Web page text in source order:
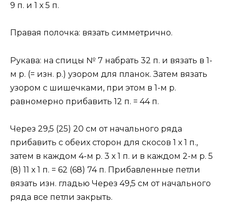
9 п. и 1 х 5 п.
Правая полочка: вязать симметрично.
Рукава: на спицы № 7 набрать 32 п. и вязать в 1-
м р. (= изн. р.) узором для планок. Затем вязать
узором с шишечками, при этом в 1-м р.
равномерно прибавить 12 п. = 44 п.
Через 29,5 (25) 20 см от начального ряда
прибавить с обеих сторон для скосов 1 х 1 п.,
затем в каждом 4-м р. 3 х 1 п. и в каждом 2-м р. 5
(8) 11 х 1 п. = 62 (68) 74 п. Прибавленные петли
вязать изн. гладью Через 49,5 см от начального
ряда все петли закрыть.